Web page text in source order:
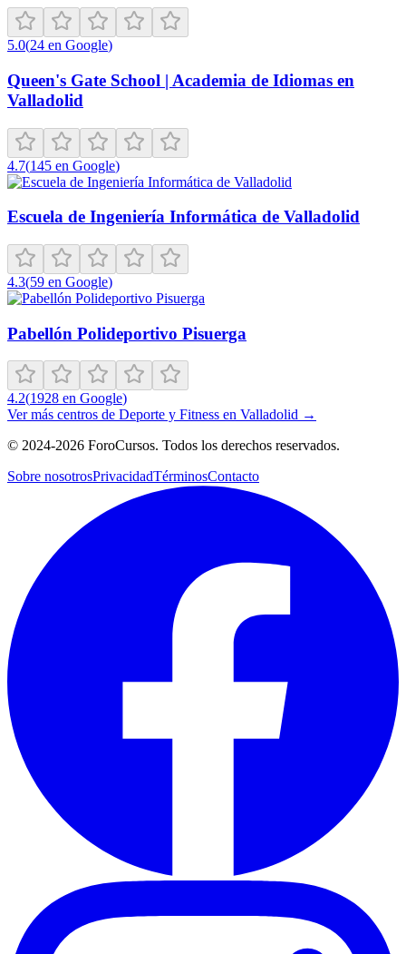
5.0(24 en Google)
Queen's Gate School | Academia de Idiomas en
Valladolid
4.7(145 en Google)
Escuela de Ingeniería Informática de Valladolid
4.3(59 en Google)
Pabellón Polideportivo Pisuerga
4.2(1928 en Google)
Ver más centros de Deporte y Fitness en Valladolid →
© 2024-2026 ForoCursos. Todos los derechos reservados.
Sobre nosotrosPrivacidadTérminosContacto